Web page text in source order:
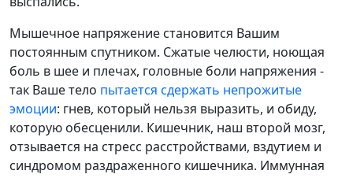
Мышечное напряжение становится Вашим
постоянным спутником. Сжатые челюсти, ноющая
боль в шее и плечах, головные боли напряжения -
так Ваше тело пытается сдержать непрожитые
эмоции: гнев, который нельзя выразить, и обиду,
которую обесценили. Кишечник, наш второй мозг,
отзывается на стресс расстройствами, вздутием и
синдромом раздраженного кишечника. Иммунная